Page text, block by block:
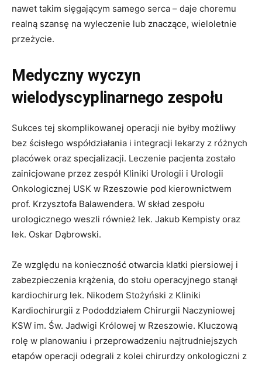
nawet takim sięgającym samego serca – daje choremu
realną szansę na wyleczenie lub znaczące, wieloletnie
przeżycie.
Medyczny wyczyn
wielodyscyplinarnego zespołu
Sukces tej skomplikowanej operacji nie byłby możliwy
bez ścisłego współdziałania i integracji lekarzy z różnych
placówek oraz specjalizacji. Leczenie pacjenta zostało
zainicjowane przez zespół Kliniki Urologii i Urologii
Onkologicznej USK w Rzeszowie pod kierownictwem
prof. Krzysztofa Balawendera. W skład zespołu
urologicznego weszli również lek. Jakub Kempisty oraz
lek. Oskar Dąbrowski.
Ze względu na konieczność otwarcia klatki piersiowej i
zabezpieczenia krążenia, do stołu operacyjnego stanął
kardiochirurg lek. Nikodem Stożyński z Kliniki
Kardiochirurgii z Pododdziałem Chirurgii Naczyniowej
KSW im. Św. Jadwigi Królowej w Rzeszowie. Kluczową
rolę w planowaniu i przeprowadzeniu najtrudniejszych
etapów operacji odegrali z kolei chirurdzy onkologiczni z